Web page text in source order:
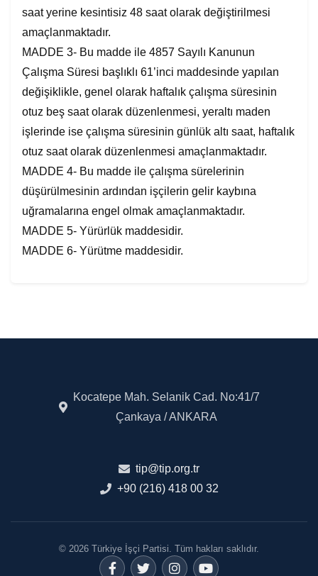
saat yerine kesintisiz 48 saat olarak değiştirilmesi
amaçlanmaktadır.
MADDE 3- Bu madde ile 4857 Sayılı Kanunun
Çalışma Süresi başlıklı 61’inci maddesinde yapılan
değişiklikle, genel olarak haftalık çalışma süresinin
otuz beş saat olarak düzenlenmesi, yeraltı maden
işlerinde ise çalışma süresinin günlük altı saat, haftalık
otuz saat olarak düzenlenmesi amaçlanmaktadır.
MADDE 4- Bu madde ile çalışma sürelerinin
düşürülmesinin ardından işçilerin gelir kaybına
uğramalarına engel olmak amaçlanmaktadır.
MADDE 5- Yürürlük maddesidir.
MADDE 6- Yürütme maddesidir.
Kocatepe Mah. Selanik Cad. No:41/7
Çankaya / ANKARA
tip@tip.org.tr
+90 (216) 418 00 32
© 2026 Türkiye İşçi Partisi. Tüm hakları saklıdır.